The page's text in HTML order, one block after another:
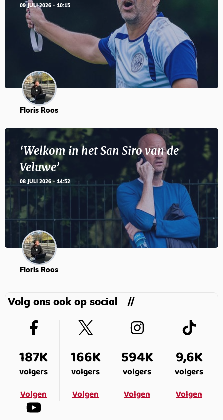
09 JULI 2026 - 10:15
Floris Roos
‘Welkom in het San Siro van de
Veluwe’
08 JULI 2026 - 14:52
Floris Roos
Volg ons ook op social
187K
volgers
Volgen
166K
volgers
Volgen
594K
volgers
Volgen
9,6K
volgers
Volgen